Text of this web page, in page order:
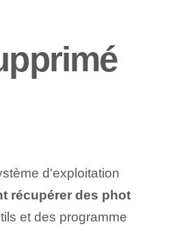
d'exploitation
récupérer des phot
et des programme